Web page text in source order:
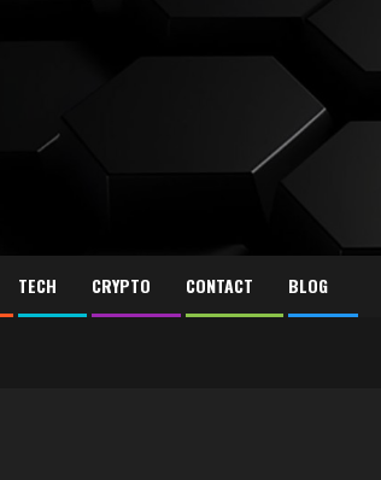
TECH CRYPTO CONTACT BLOG